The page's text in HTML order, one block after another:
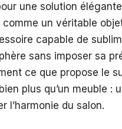
une solution
comme un véritable
capable de
sans imposer sa
ce que propose le
plus qu’un meuble :
l’harmonie du salon.